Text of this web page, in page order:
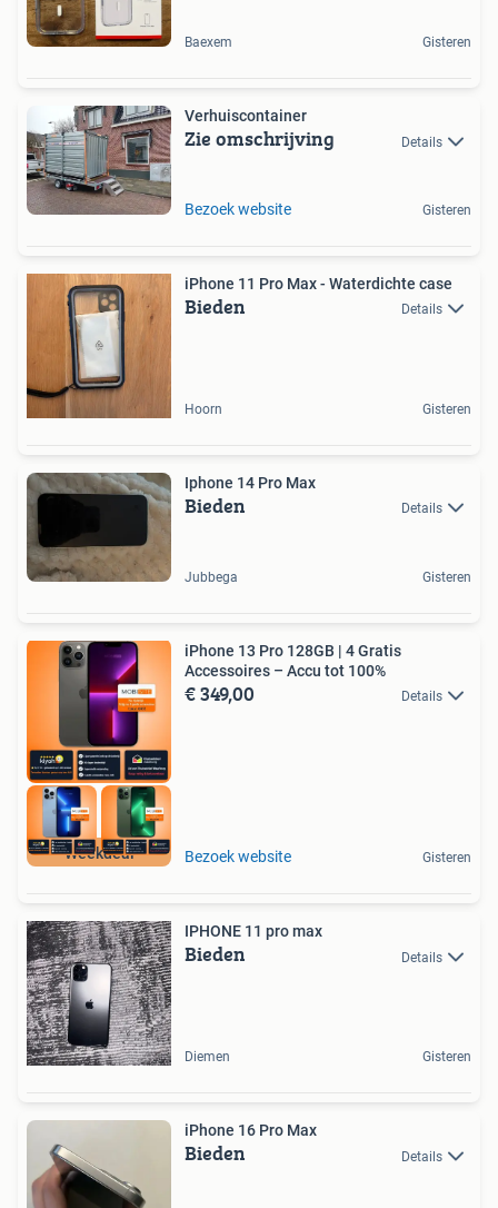
Baexem Gisteren
Verhuiscontainer
Zie omschrijving Details
Bezoek website Gisteren
iPhone 11 Pro Max - Waterdichte case
Bieden Details
Hoorn Gisteren
Iphone 14 Pro Max
Bieden Details
Jubbega Gisteren
Weekdeal
iPhone 13 Pro 128GB | 4 Gratis
Accessoires – Accu tot 100%
€ 349,00 Details
Bezoek website Gisteren
IPHONE 11 pro max
Bieden Details
Diemen Gisteren
iPhone 16 Pro Max
Bieden Details